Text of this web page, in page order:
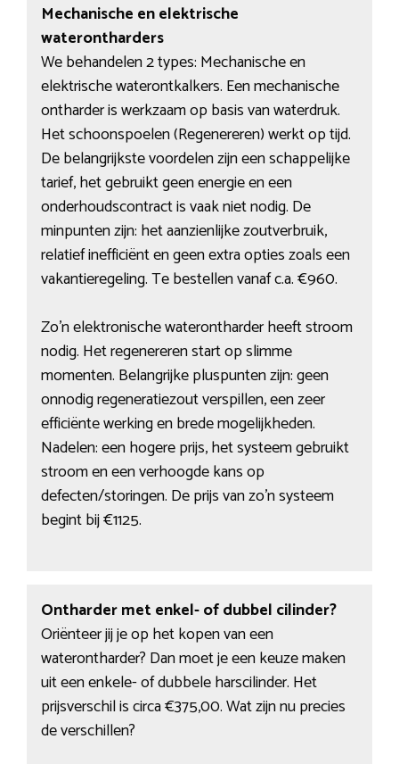
Mechanische en elektrische
waterontharders
We behandelen 2 types: Mechanische en
elektrische waterontkalkers. Een mechanische
ontharder is werkzaam op basis van waterdruk.
Het schoonspoelen (Regenereren) werkt op tijd.
De belangrijkste voordelen zijn een schappelijke
tarief, het gebruikt geen energie en een
onderhoudscontract is vaak niet nodig. De
minpunten zijn: het aanzienlijke zoutverbruik,
relatief inefficiënt en geen extra opties zoals een
vakantieregeling. Te bestellen vanaf c.a. €960.
Zo’n elektronische waterontharder heeft stroom
nodig. Het regenereren start op slimme
momenten. Belangrijke pluspunten zijn: geen
onnodig regeneratiezout verspillen, een zeer
efficiënte werking en brede mogelijkheden.
Nadelen: een hogere prijs, het systeem gebruikt
stroom en een verhoogde kans op
defecten/storingen. De prijs van zo’n systeem
begint bij €1125.
Ontharder met enkel- of dubbel cilinder?
Oriënteer jij je op het kopen van een
waterontharder? Dan moet je een keuze maken
uit een enkele- of dubbele harscilinder. Het
prijsverschil is circa €375,00. Wat zijn nu precies
de verschillen?